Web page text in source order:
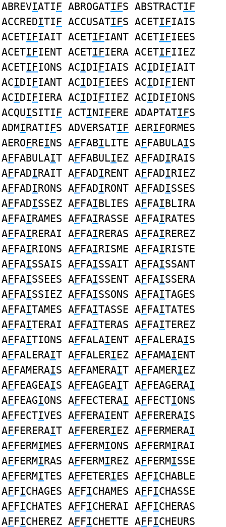
ABREVIATIF ABROGATIFS ABSTRACTIF
ACCREDITIF ACCUSATIFS ACETIFIAIS
ACETIFIAIT ACETIFIANT ACETIFIEES
ACETIFIENT ACETIFIERA ACETIFIIEZ
ACETIFIONS ACIDIFIAIS ACIDIFIAIT
ACIDIFIANT ACIDIFIEES ACIDIFIENT
ACIDIFIERA ACIDIFIIEZ ACIDIFIONS
ACQUISITIF ACTINIFERE ADAPTATIFS
ADMIRATIFS ADVERSATIF AERIFORMES
AEROFREINS AFFABILITE AFFABULAIS
AFFABULAIT AFFABULIEZ AFFADIRAIS
AFFADIRAIT AFFADIRENT AFFADIRIEZ
AFFADIRONS AFFADIRONT AFFADISSES
AFFADISSEZ AFFAIBLIES AFFAIBLIRA
AFFAIRAMES AFFAIRASSE AFFAIRATES
AFFAIRERAI AFFAIRERAS AFFAIREREZ
AFFAIRIONS AFFAIRISME AFFAIRISTE
AFFAISSAIS AFFAISSAIT AFFAISSANT
AFFAISSEES AFFAISSENT AFFAISSERA
AFFAISSIEZ AFFAISSONS AFFAITAGES
AFFAITAMES AFFAITASSE AFFAITATES
AFFAITERAI AFFAITERAS AFFAITEREZ
AFFAITIONS AFFALAIENT AFFALERAIS
AFFALERAIT AFFALERIEZ AFFAMAIENT
AFFAMERAIS AFFAMERAIT AFFAMERIEZ
AFFEAGEAIS AFFEAGEAIT AFFEAGERAI
AFFEAGIONS AFFECTERAI AFFECTIONS
AFFECTIVES AFFERAIENT AFFERERAIS
AFFERERAIT AFFERERIEZ AFFERMERAI
AFFERMIMES AFFERMIONS AFFERMIRAI
AFFERMIRAS AFFERMIREZ AFFERMISSE
AFFERMITES AFFETERIES AFFICHABLE
AFFICHAGES AFFICHAMES AFFICHASSE
AFFICHATES AFFICHERAI AFFICHERAS
AFFICHEREZ AFFICHETTE AFFICHEURS